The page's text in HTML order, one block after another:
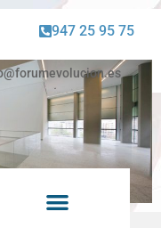
947 25 95 75